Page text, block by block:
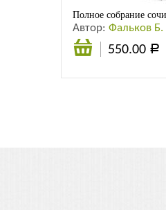
Полное собрание
Автор:Фальков Б.
550.00 Р